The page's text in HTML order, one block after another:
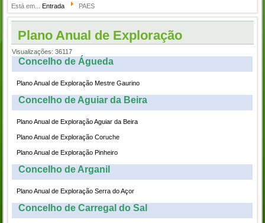
Está em...Entrada PAES
Plano Anual de Exploração
Visualizações: 36117
Concelho de Águeda
Plano Anual de Exploração Mestre Gaurino
Concelho de Aguiar da Beira
Plano Anual de Exploração Aguiar da Beira
Plano Anual de Exploração Coruche
Plano Anual de Exploração Pinheiro
Concelho de Arganil
Plano Anual de Exploração Serra do Açor
Concelho de Carregal do Sal